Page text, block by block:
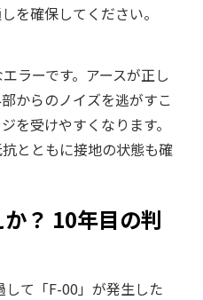
を確保してください。
ラーです。アースが正し
からのノイズを逃がすこ
を受けやすくなります。
とともに接地の状態も確
？ 10年目の判
て「F-00」が発生した